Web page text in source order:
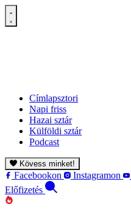
Címlapsztori
Napi friss
Hazai sztár
Külföldi sztár
Podcast
Kövess minket!
Facebookon Instagramon
Előfizetés